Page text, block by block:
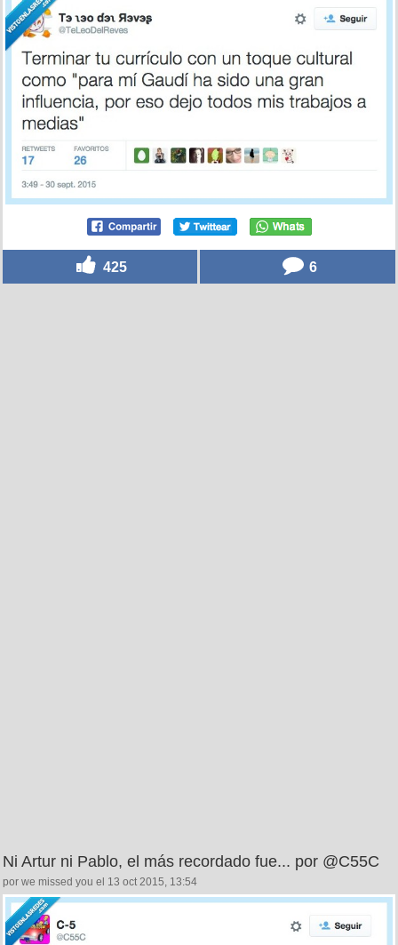
425 6
Ni Artur ni Pablo, el más recordado fue... por @C55C
por we missed you el 13 oct 2015, 13:54